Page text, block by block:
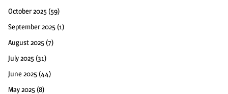
October 2025 (59)
September 2025 (1)
August 2025 (7)
July 2025 (31)
June 2025 (44)
May 2025 (8)